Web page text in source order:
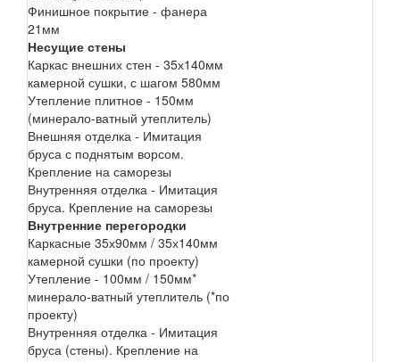
Финишное покрытие - фанера
21мм
Несущие стены
Каркас внешних стен - 35х140мм
камерной сушки, с шагом 580мм
Утепление плитное - 150мм
(минерало-ватный утеплитель)
Внешняя отделка - Имитация
бруса с поднятым ворсом.
Крепление на саморезы
Внутренняя отделка - Имитация
бруса. Крепление на саморезы
Внутренние перегородки
Каркасные 35х90мм / 35х140мм
камерной сушки (по проекту)
Утепление - 100мм / 150мм*
минерало-ватный утеплитель (*по
проекту)
Внутренняя отделка - Имитация
бруса (стены). Крепление на